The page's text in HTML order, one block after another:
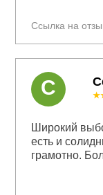
Ссылка на
Широкий
есть и
грамотно.
С